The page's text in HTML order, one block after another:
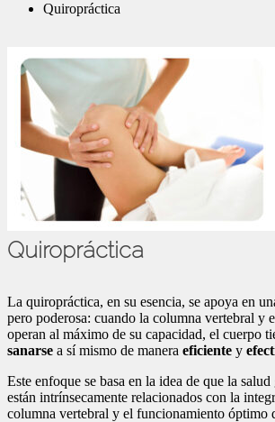
Quiropráctica
Quiropráctica
La quiropráctica, en su esencia, se apoya en
pero poderosa: cuando la columna vertebral y
operan al máximo de su capacidad, el cuerpo
sanarse a sí mismo de manera eficiente y
Este enfoque se basa en la idea de que la
están intrínsecamente relacionados con la
columna vertebral y el funcionamiento óptimo